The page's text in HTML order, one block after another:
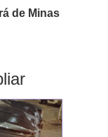
de Minas